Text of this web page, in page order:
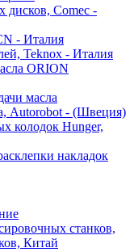
дисков, Comec -
- Италия
Teknox - Италия
ORION
масла
Autorobot - (Швеция)
колодок Hunger,
накладок
станков,
Китай